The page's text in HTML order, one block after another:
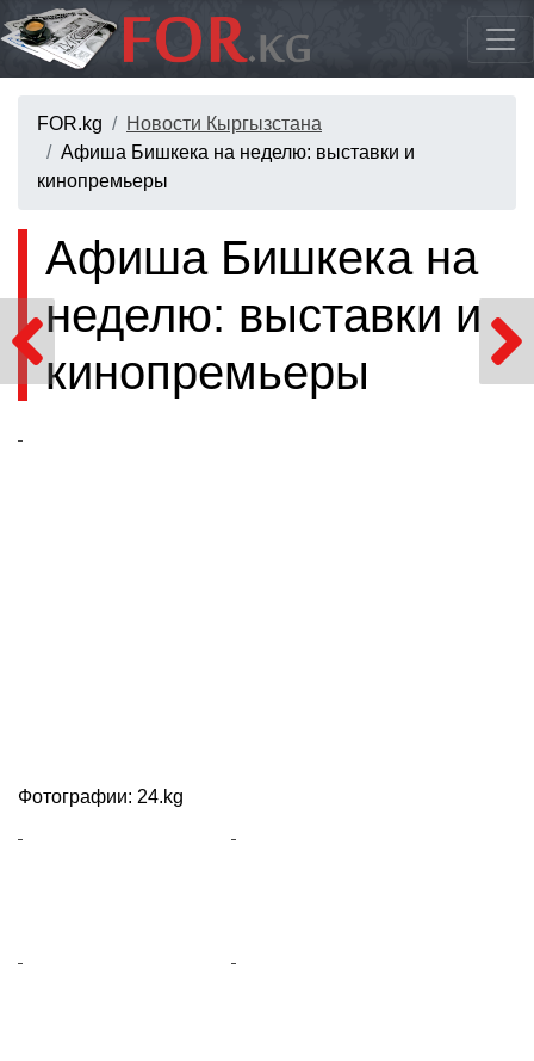
FOR.kg
Новости Кыргызстана
Афиша Бишкека на неделю: выставки и
кинопремьеры
Афиша Бишкека на
неделю: выставки и
кинопремьеры
Фотографии: 24.kg